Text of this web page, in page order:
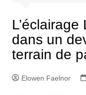
dans un
terrain de
Elowen Faelnor